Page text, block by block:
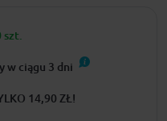
w ciągu 3 dni
14,90 ZŁ!